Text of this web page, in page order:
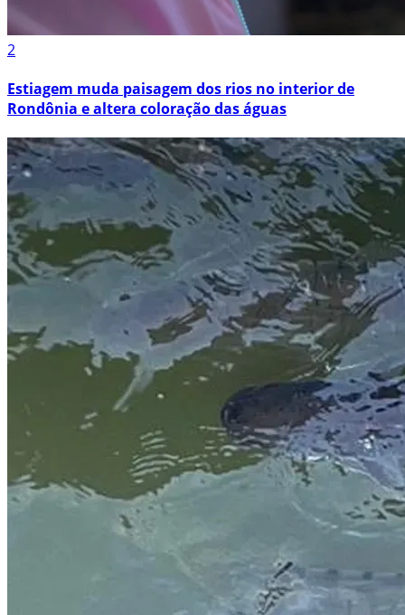
2
Estiagem muda paisagem dos rios no interior de
Rondônia e altera coloração das águas